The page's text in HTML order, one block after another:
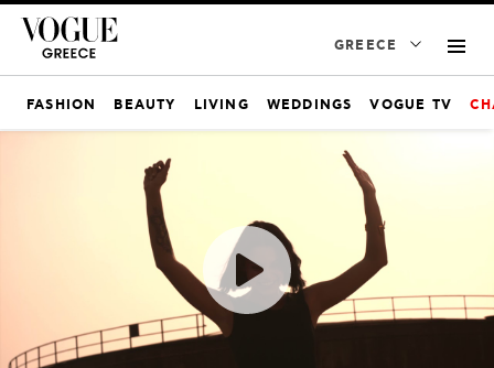
GREECE
FASHION BEAUTY LIVING WEDDINGS VOGUE TV